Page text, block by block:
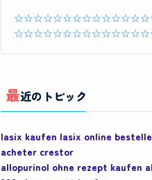
最近のトピック
lasix kaufen lasix online
acheter crestor
allopurinol ohne rezept kaufen